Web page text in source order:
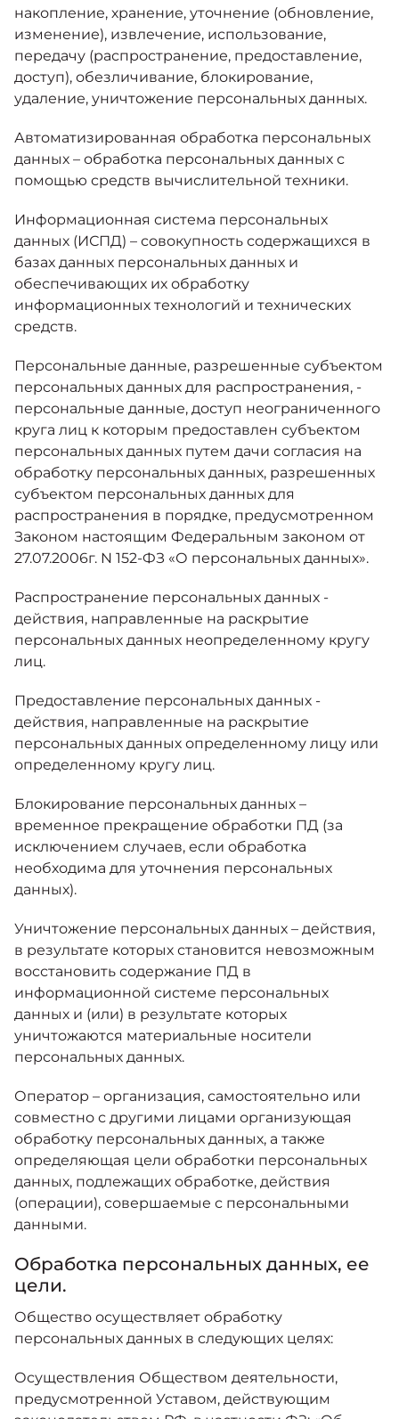
накопление, хранение, уточнение (обновление,
изменение), извлечение, использование,
передачу (распространение, предоставление,
доступ), обезличивание, блокирование,
удаление, уничтожение персональных данных.
Автоматизированная обработка персональных
данных – обработка персональных данных с
помощью средств вычислительной техники.
Информационная система персональных
данных (ИСПД) – совокупность содержащихся в
базах данных персональных данных и
обеспечивающих их обработку
информационных технологий и технических
средств.
Персональные данные, разрешенные субъектом
персональных данных для распространения, -
персональные данные, доступ неограниченного
круга лиц к которым предоставлен субъектом
персональных данных путем дачи согласия на
обработку персональных данных, разрешенных
субъектом персональных данных для
распространения в порядке, предусмотренном
Законом настоящим Федеральным законом от
27.07.2006г. N 152-ФЗ «О персональных данных».
Распространение персональных данных -
действия, направленные на раскрытие
персональных данных неопределенному кругу
лиц.
Предоставление персональных данных -
действия, направленные на раскрытие
персональных данных определенному лицу или
определенному кругу лиц.
Блокирование персональных данных –
временное прекращение обработки ПД (за
исключением случаев, если обработка
необходима для уточнения персональных
данных).
Уничтожение персональных данных – действия,
в результате которых становится невозможным
восстановить содержание ПД в
информационной системе персональных
данных и (или) в результате которых
уничтожаются материальные носители
персональных данных.
Оператор – организация, самостоятельно или
совместно с другими лицами организующая
обработку персональных данных, а также
определяющая цели обработки персональных
данных, подлежащих обработке, действия
(операции), совершаемые с персональными
данными.
Обработка персональных данных, ее
цели.
Общество осуществляет обработку
персональных данных в следующих целях:
Осуществления Обществом деятельности,
предусмотренной Уставом, действующим